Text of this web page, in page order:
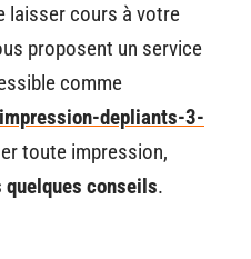
laisser cours à votre
proposent un service
comme
depliants-3-
toute impression,
quelques conseils.